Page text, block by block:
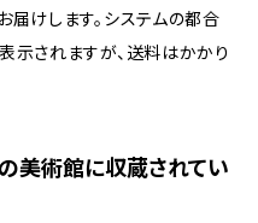
届けします。システムの都合
示されますが、送料はかかり
美術館に収蔵されてい